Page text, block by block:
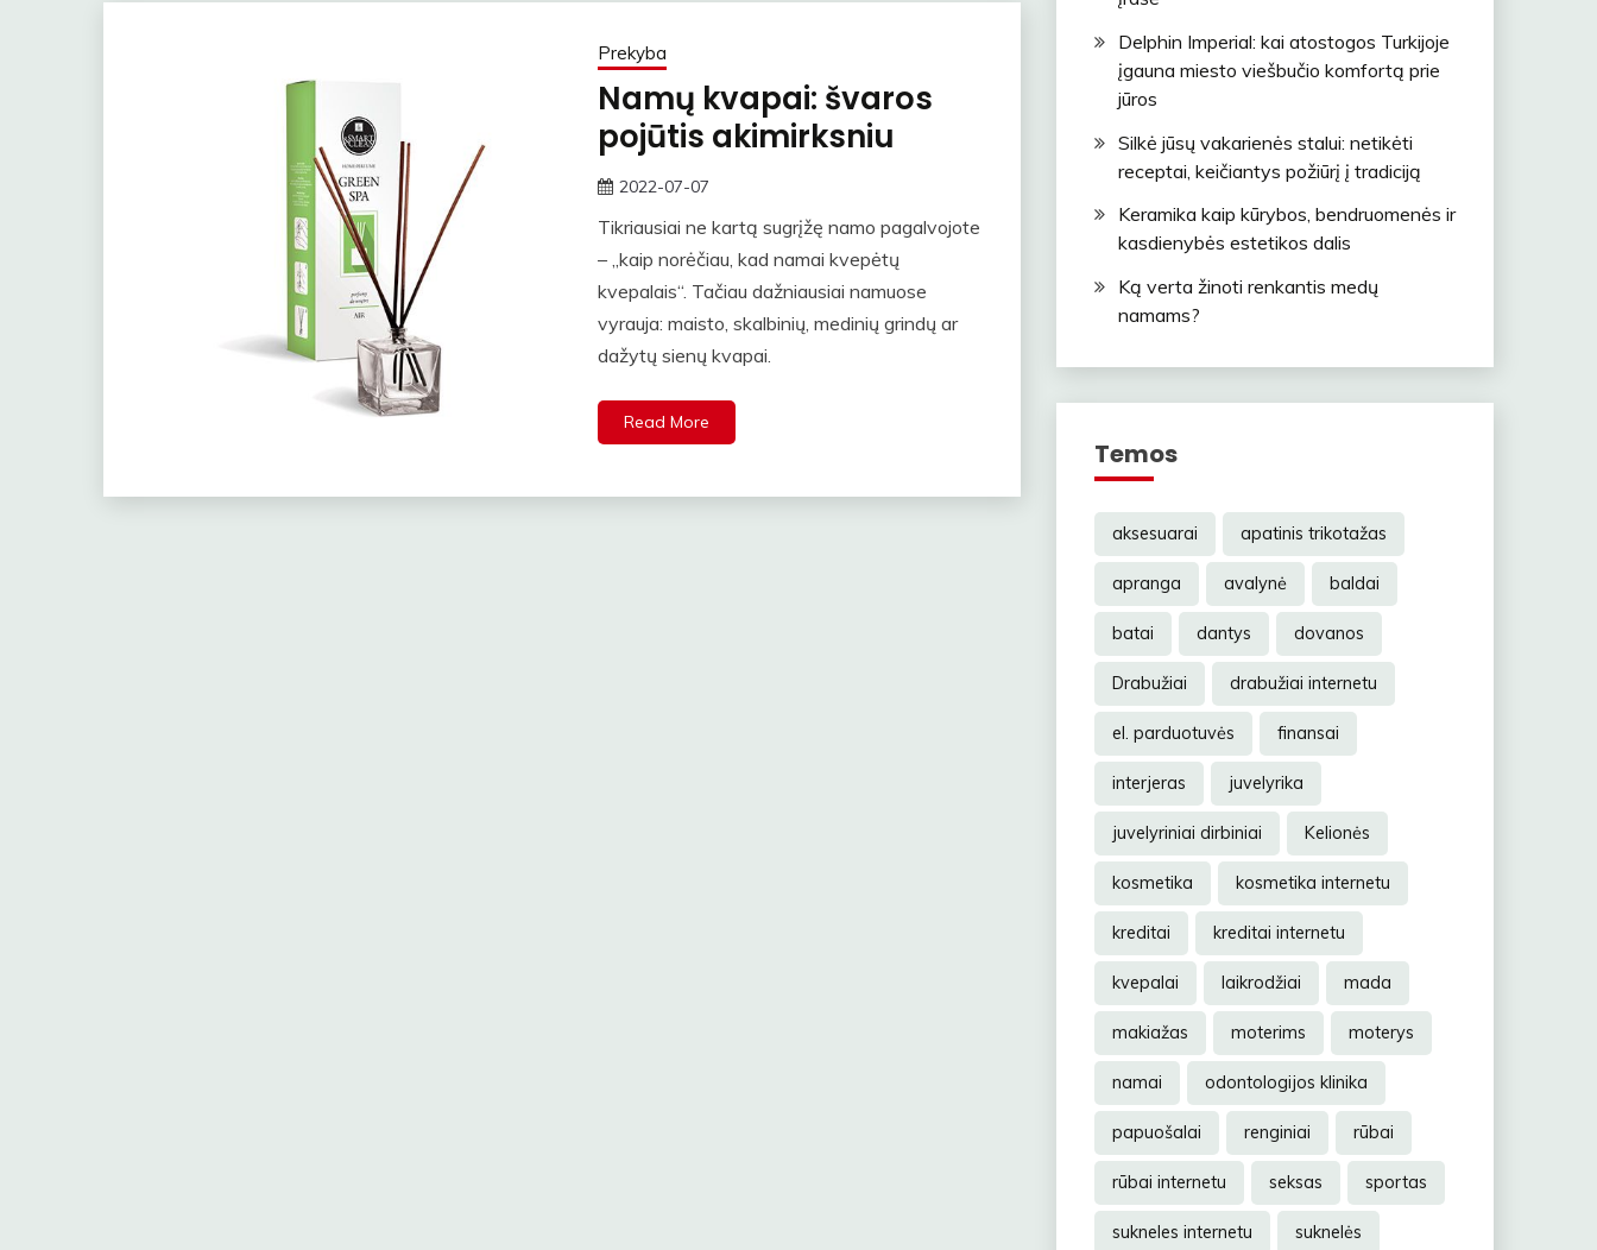
Prekyba
Namų kvapai: švaros
pojūtis akimirksniu
2022-07-07
Tikriausiai ne kartą sugrįžę namo pagalvojote
– „kaip norėčiau, kad namai kvepėtų
kvepalais“. Tačiau dažniausiai namuose
vyrauja: maisto, skalbinių, medinių grindų ar
dažytų sienų kvapai.
Read More
Delphin Imperial: kai atostogos Turkijoje
įgauna miesto viešbučio komfortą prie
jūros
Silkė jūsų vakarienės stalui: netikėti
receptai, keičiantys požiūrį į tradiciją
Keramika kaip kūrybos, bendruomenės ir
kasdienybės estetikos dalis
Ką verta žinoti renkantis medų
namams?
Temos
aksesuarai apatinis trikotažas
apranga avalynė baldai
batai dantys dovanos
Drabužiai drabužiai internetu
el. parduotuvės finansai
interjeras juvelyrika
juvelyriniai dirbiniai Kelionės
kosmetika kosmetika internetu
kreditai kreditai internetu
kvepalai laikrodžiai mada
makiažas moterims moterys
namai odontologijos klinika
papuošalai renginiai rūbai
rūbai internetu seksas sportas
sukneles internetu suknelės